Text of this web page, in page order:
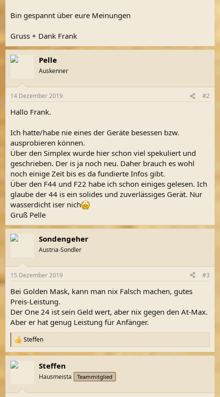
Bin gespannt über eure Meinungen
Gruss + Dank Frank
Pelle
Auskenner
14 Dezember 2019 #2
Hallo Frank.
Ich hatte/habe nie eines der Geräte besessen bzw.
ausprobieren können.
Über den Simplex wurde hier schon viel spekuliert und
geschrieben. Der is ja noch neu. Daher brauch es wohl
noch einige Zeit bis es da fundierte Infos gibt.
Über den F44 und F22 habe ich schon einiges gelesen. Ich
glaube der 44 is ein solides und zuverlässiges Gerät. Nur
wasserdicht iser nich
Gruß Pelle
Sondengeher
Austria-Sondler
15 Dezember 2019 #3
Bei Golden Mask, kann man nix Falsch machen, gutes
Preis-Leistung.
Der One 24 ist sein Geld wert, aber nix gegen den At-Max.
Aber er hat genug Leistung für Anfänger.
R
e
a
k
Steffen
Steffen
Hausmeista Teammitglied